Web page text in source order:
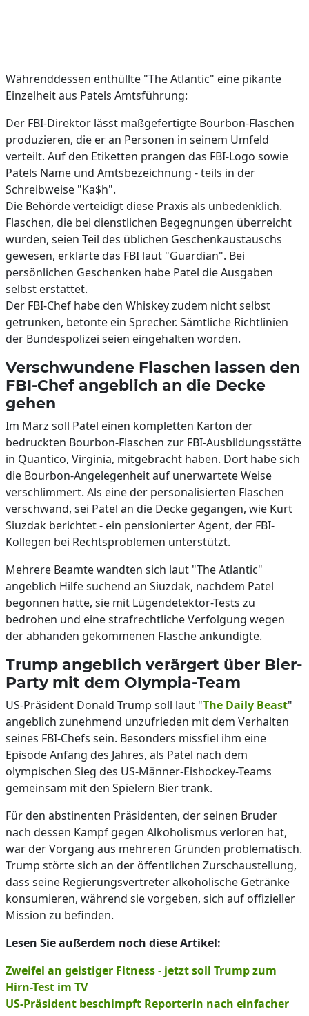
Währenddessen enthüllte "The Atlantic" eine pikante
Einzelheit aus Patels Amtsführung:
Der FBI-Direktor lässt maßgefertigte Bourbon-Flaschen
produzieren, die er an Personen in seinem Umfeld
verteilt. Auf den Etiketten prangen das FBI-Logo sowie
Patels Name und Amtsbezeichnung - teils in der
Schreibweise "Ka$h".
Die Behörde verteidigt diese Praxis als unbedenklich.
Flaschen, die bei dienstlichen Begegnungen überreicht
wurden, seien Teil des üblichen Geschenkaustauschs
gewesen, erklärte das FBI laut "Guardian". Bei
persönlichen Geschenken habe Patel die Ausgaben
selbst erstattet.
Der FBI-Chef habe den Whiskey zudem nicht selbst
getrunken, betonte ein Sprecher. Sämtliche Richtlinien
der Bundespolizei seien eingehalten worden.
Verschwundene Flaschen lassen den
FBI-Chef angeblich an die Decke
gehen
Im März soll Patel einen kompletten Karton der
bedruckten Bourbon-Flaschen zur FBI-Ausbildungsstätte
in Quantico, Virginia, mitgebracht haben. Dort habe sich
die Bourbon-Angelegenheit auf unerwartete Weise
verschlimmert. Als eine der personalisierten Flaschen
verschwand, sei Patel an die Decke gegangen, wie Kurt
Siuzdak berichtet - ein pensionierter Agent, der FBI-
Kollegen bei Rechtsproblemen unterstützt.
Mehrere Beamte wandten sich laut "The Atlantic"
angeblich Hilfe suchend an Siuzdak, nachdem Patel
begonnen hatte, sie mit Lügendetektor-Tests zu
bedrohen und eine strafrechtliche Verfolgung wegen
der abhanden gekommenen Flasche ankündigte.
Trump angeblich verärgert über Bier-
Party mit dem Olympia-Team
US-Präsident Donald Trump soll laut "The Daily Beast"
angeblich zunehmend unzufrieden mit dem Verhalten
seines FBI-Chefs sein. Besonders missfiel ihm eine
Episode Anfang des Jahres, als Patel nach dem
olympischen Sieg des US-Männer-Eishockey-Teams
gemeinsam mit den Spielern Bier trank.
Für den abstinenten Präsidenten, der seinen Bruder
nach dessen Kampf gegen Alkoholismus verloren hat,
war der Vorgang aus mehreren Gründen problematisch.
Trump störte sich an der öffentlichen Zurschaustellung,
dass seine Regierungsvertreter alkoholische Getränke
konsumieren, während sie vorgeben, sich auf offizieller
Mission zu befinden.
Lesen Sie außerdem noch diese Artikel:
Zweifel an geistiger Fitness - jetzt soll Trump zum
Hirn-Test im TV
US-Präsident beschimpft Reporterin nach einfacher